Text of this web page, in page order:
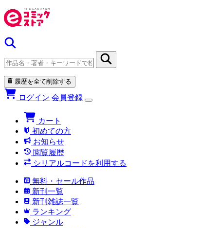
履歴を全て削除する
ログイン 会員登録
カート
初めての方
お知らせ
閲覧履歴
シリアルコードを利用する
無料・セール作品
新刊一覧
新刊雑誌一覧
ランキング
ジャンル